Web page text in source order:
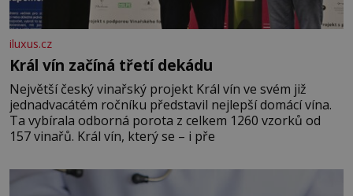
iluxus.cz
Král vín začíná třetí dekádu
Největší český vinařský projekt Král vín ve svém již
jednadvacátém ročníku představil nejlepší domácí vína.
Ta vybírala odborná porota z celkem 1260 vzorků od
157 vinařů. Král vín, který se – i pře